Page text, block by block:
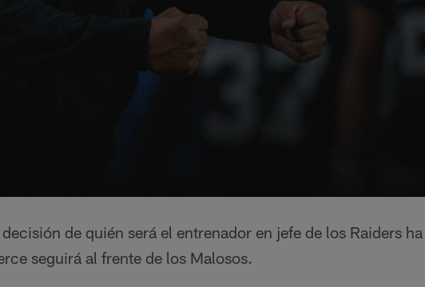
decisión de quién será el entrenador en jefe de los Raiders
seguirá al frente de los Malosos.